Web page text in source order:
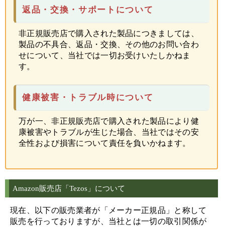
返品・交換・サポートについて
非正規販売店で購入された製品につきましては、
製品の不具合、返品・交換、その他のお問い合わ
せについて、当社では一切お受けいたしかねま
す。
健康被害・トラブル時について
万が一、非正規販売店で購入された製品により健
康被害やトラブルが生じた場合、当社ではその安
全性および損害について責任を負いかねます。
Amazon販売店「Tezos」について
現在、以下の販売業者が「メーカー正規品」と称して
販売を行っておりますが、当社とは一切の取引関係が